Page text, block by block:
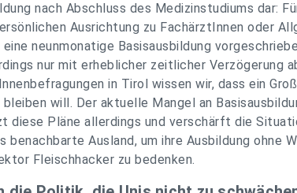
nach Abschluss des Medizinstudiums dar:
Ausrichtung zu FachärztInnen oder
neunmonatige Basisausbildung
nur mit erheblicher zeitlicher Verzögerung
in Tirol wissen wir, dass ein
will. Der aktuelle Mangel an
diese Pläne allerdings und verschärft die
benachbarte Ausland, um ihre Ausbildung ohne
Fleischhacker zu bedenken.